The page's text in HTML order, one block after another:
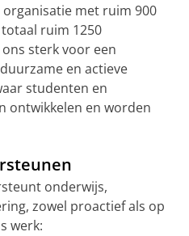
organisatie met ruim 900
ruim 1250
sterk voor een
en actieve
studenten en
ontwikkelen en worden
onderwijs,
zowel proactief als op
werk: